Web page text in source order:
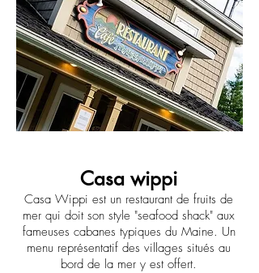
Casa wippi
Casa Wippi est un restaurant de fruits de
mer qui doit son style "seafood shack" aux
fameuses cabanes typiques du Maine. Un
menu représentatif des villages situés au
bord de la mer y est offert.